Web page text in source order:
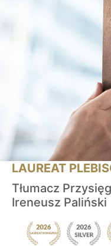
LAUREAT
Tłumacz
Ireneusz Paliński